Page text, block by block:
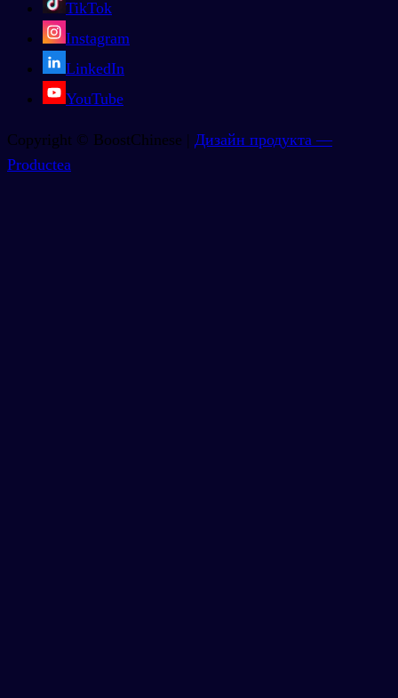
TikTok
Instagram
LinkedIn
YouTube
Copyright © BoostChinese | Дизайн продукта —
Productea